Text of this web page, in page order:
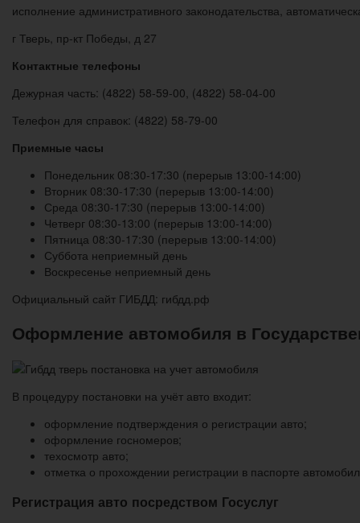
исполнение административного законодательства,
г Тверь, пр-кт Победы, д 27
Контактные телефоны
Дежурная часть: (4822) 58-59-00, (4822) 58-04-00
Телефон для справок: (4822) 58-79-00
Приемные часы
Понедельник 08:30-17:30 (перерыв 13:00-14:00)
Вторник 08:30-17:30 (перерыв 13:00-14:00)
Среда 08:30-17:30 (перерыв 13:00-14:00)
Четверг 08:30-13:00 (перерыв 13:00-14:00)
Пятница 08:30-17:30 (перерыв 13:00-14:00)
Суббота неприемный день
Воскресенье неприемный день
Официальный сайт ГИБДД: гибдд.рф
Оформление автомобиля в
В процедуру постановки на учёт авто входит:
оформление подтверждения о регистрации авто;
оформление госномеров;
техосмотр авто;
отметка о прохождении регистрации в паспорте
Регистрация авто посредством Госуслуг